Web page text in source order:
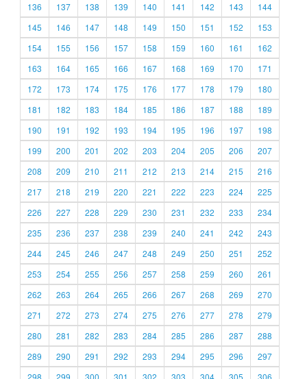
136
137 138 139 140 141 142 143
144
145
146 147 148 149 150 151 152
153
154
155 156 157 158 159 160 161
162
163
164 165 166 167 168 169 170
171
172
173 174 175 176 177 178 179
180
181
182 183 184 185 186 187 188
189
190
191 192 193 194 195 196 197
198
199
200 201 202 203 204 205 206
207
208
209 210 211 212 213 214 215
216
217
218 219 220 221 222 223 224
225
226
227 228 229 230 231 232 233
234
235
236 237 238 239 240 241 242
243
244
245 246 247 248 249 250 251
252
253
254 255 256 257 258 259 260
261
262
263 264 265 266 267 268 269
270
271
272 273 274 275 276 277 278
279
280
281 282 283 284 285 286 287
288
289
290 291 292 293 294 295 296
297
298
299 300 301 302 303 304 305 306